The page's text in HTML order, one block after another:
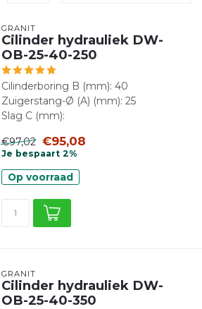
GRANIT
Cilinder hydrauliek DW-
OB-25-40-250
Cilinderboring B (mm): 40
Zuigerstang-Ø (A) (mm): 25
Slag C (mm):
€97,02 €95,08
Je bespaart 2%
Op voorraad
GRANIT
Cilinder hydrauliek DW-
OB-25-40-350